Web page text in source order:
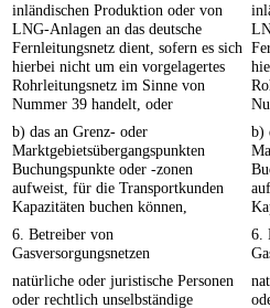
inländischen Produktion oder von
LNG-Anlagen an das deutsche
Fernleitungsnetz dient, sofern es sich
hierbei nicht um ein vorgelagertes
Rohrleitungsnetz im Sinne von
Nummer 39 handelt, oder
b) das an Grenz- oder
Marktgebietsübergangspunkten
Buchungspunkte oder -zonen
aufweist, für die Transportkunden
Kapazitäten buchen können,
b)
6. Betreiber von
Gasversorgungsnetzen
6.
natürliche oder juristische Personen
oder rechtlich unselbständige